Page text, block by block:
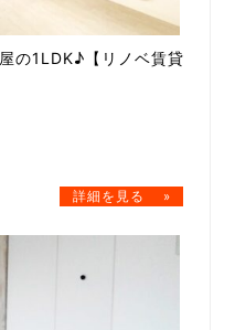
の1LDK♪【リノベ賃貸